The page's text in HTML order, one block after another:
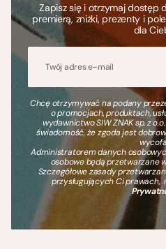
Zapisz się i otrzymaj dostęp
premierą, zniżki, prezenty i
dla
Chcę otrzymywać na podany
o promocjach, produktach,
wydawnictwo SIW ZNAK sp. z
świadomość, że zgoda jest
Administratorem danych
osobowe będą przetwarzane
Szczegółowe zasady
przysługujących Ci prawach,